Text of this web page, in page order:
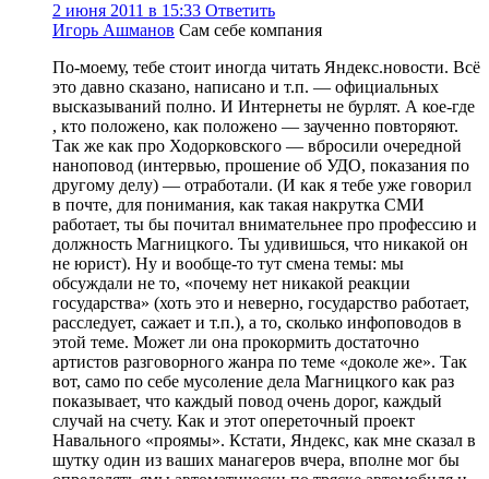
2 июня 2011 в 15:33 Ответить
Игорь Ашманов Сам себе компания
По-моему, тебе стоит иногда читать Яндекс.новости. Всё
это давно сказано, написано и т.п. — официальных
высказываний полно. И Интернеты не бурлят. А кое-где
, кто положено, как положено — заученно повторяют.
Так же как про Ходорковского — вбросили очередной
наноповод (интервью, прошение об УДО, показания по
другому делу) — отработали. (И как я тебе уже говорил
в почте, для понимания, как такая накрутка СМИ
работает, ты бы почитал внимательнее про профессию и
должность Магницкого. Ты удивишься, что никакой он
не юрист). Ну и вообще-то тут смена темы: мы
обсуждали не то, «почему нет никакой реакции
государства» (хоть это и неверно, государство работает,
расследует, сажает и т.п.), а то, сколько инфоповодов в
этой теме. Может ли она прокормить достаточно
артистов разговорного жанра по теме «доколе же». Так
вот, само по себе мусоление дела Магницкого как раз
показывает, что каждый повод очень дорог, каждый
случай на счету. Как и этот опереточный проект
Навального «проямы». Кстати, Яндекс, как мне сказал в
шутку один из ваших манагеров вчера, вполне мог бы